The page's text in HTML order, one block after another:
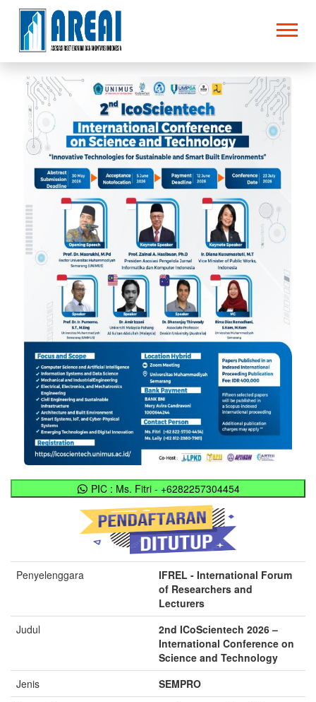
PIC : Ms. Fitri - +6282257304454
Penyelenggara
IFREL - International Forum
of Researchers and
Lecturers
Judul
2nd ICoScientech 2026 –
International Conference on
Science and Technology
Jenis
SEMPRO